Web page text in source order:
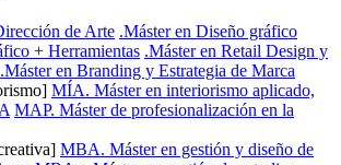
de Arte .Máster en Diseño gráfico
+ Herramientas .Máster en Retail Design y
.Máster en Branding y Estrategia de Marca
MÍA. Máster en interiorismo aplicado,
MAP. Máster de profesionalización en la
MBA. Máster en gestión y diseño de